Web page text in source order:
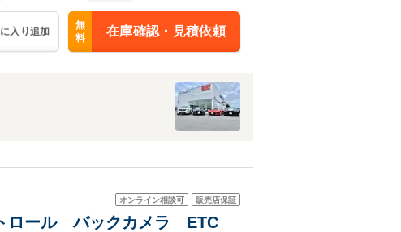
入り追加
無
料
在庫確認・見積依頼
オンライン相談可 販売店保証
トロール バックカメラ ETC